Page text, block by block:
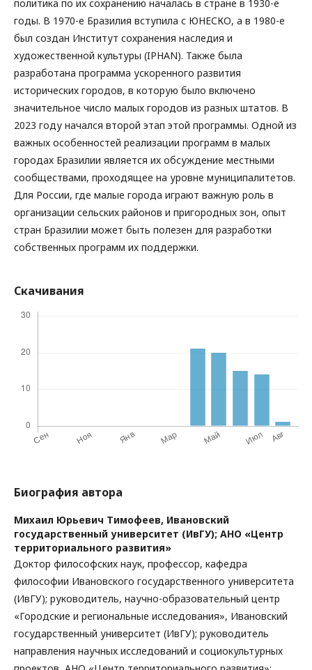
политика по их сохранению началась в стране в 1930-е
годы. В 1970-е Бразилия вступила с ЮНЕСКО, а в 1980-е
был создан Институт сохранения наследия и
художественной культуры (IPHAN). Также была
разработана программа ускоренного развития
исторических городов, в которую было включено
значительное число малых городов из разных штатов. В
2023 году начался второй этап этой программы. Одной из
важных особенностей реализации программ в малых
городах Бразилии является их обсуждение местными
сообществами, проходящее на уровне муниципалитетов.
Для России, где малые города играют важную роль в
организации сельских районов и пригородных зон, опыт
стран Бразилии может быть полезен для разработки
собственных программ их поддержки.
Скачивания
Биография автора
Михаил Юрьевич Тимофеев, Ивановский
государственный университет (ИвГУ); АНО «Центр
территориального развития»
Доктор философских наук, профессор, кафедра
философии Ивановского государственного университета
(ИвГУ); руководитель, научно-образовательный центр
«Городские и региональные исследования», Ивановский
государственный университет (ИвГУ); руководитель
направления научных исследований и социокультурных